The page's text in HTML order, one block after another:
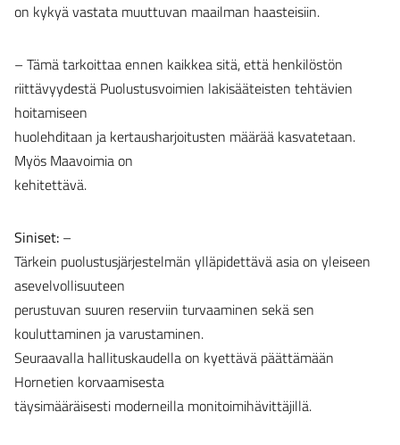
on kykyä vastata muuttuvan maailman haasteisiin.
– Tämä tarkoittaa ennen kaikkea sitä, että henkilöstön
riittävyydestä Puolustusvoimien lakisääteisten tehtävien
hoitamiseen
huolehditaan ja kertausharjoitusten määrää kasvatetaan.
Myös Maavoimia on
kehitettävä.
Siniset: –
Tärkein puolustusjärjestelmän ylläpidettävä asia on yleiseen
asevelvollisuuteen
perustuvan suuren reserviin turvaaminen sekä sen
kouluttaminen ja varustaminen.
Seuraavalla hallituskaudella on kyettävä päättämään
Hornetien korvaamisesta
täysimääräisesti moderneilla monitoimihävittäjillä.